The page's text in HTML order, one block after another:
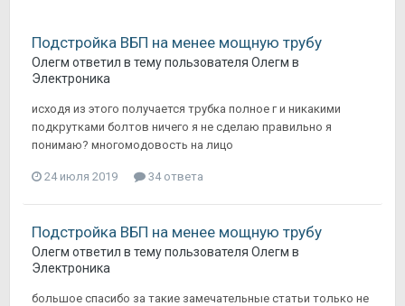
Подстройка ВБП на менее мощную трубу
Олегм ответил в тему пользователя Олегм в
Электроника
исходя из этого получается трубка полное г и никакими
подкрутками болтов ничего я не сделаю правильно я
понимаю? многомодовость на лицо
24 июля 2019 34 ответа
Подстройка ВБП на менее мощную трубу
Олегм ответил в тему пользователя Олегм в
Электроника
большое спасибо за такие замечательные статьи только не